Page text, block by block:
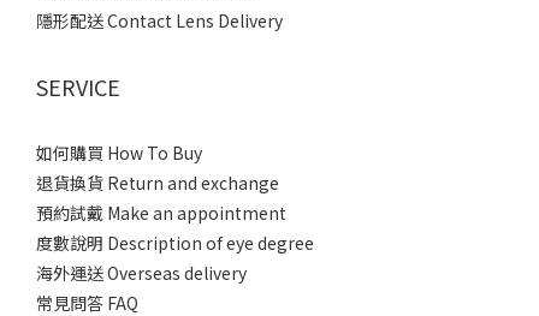
隱形配送 Contact Lens Delivery
SERVICE
如何購買 How To Buy
退貨換貨 Return and exchange
預約試戴 Make an appointment
度數說明 Description of eye degree
海外運送 Overseas delivery
常見問答 FAQ